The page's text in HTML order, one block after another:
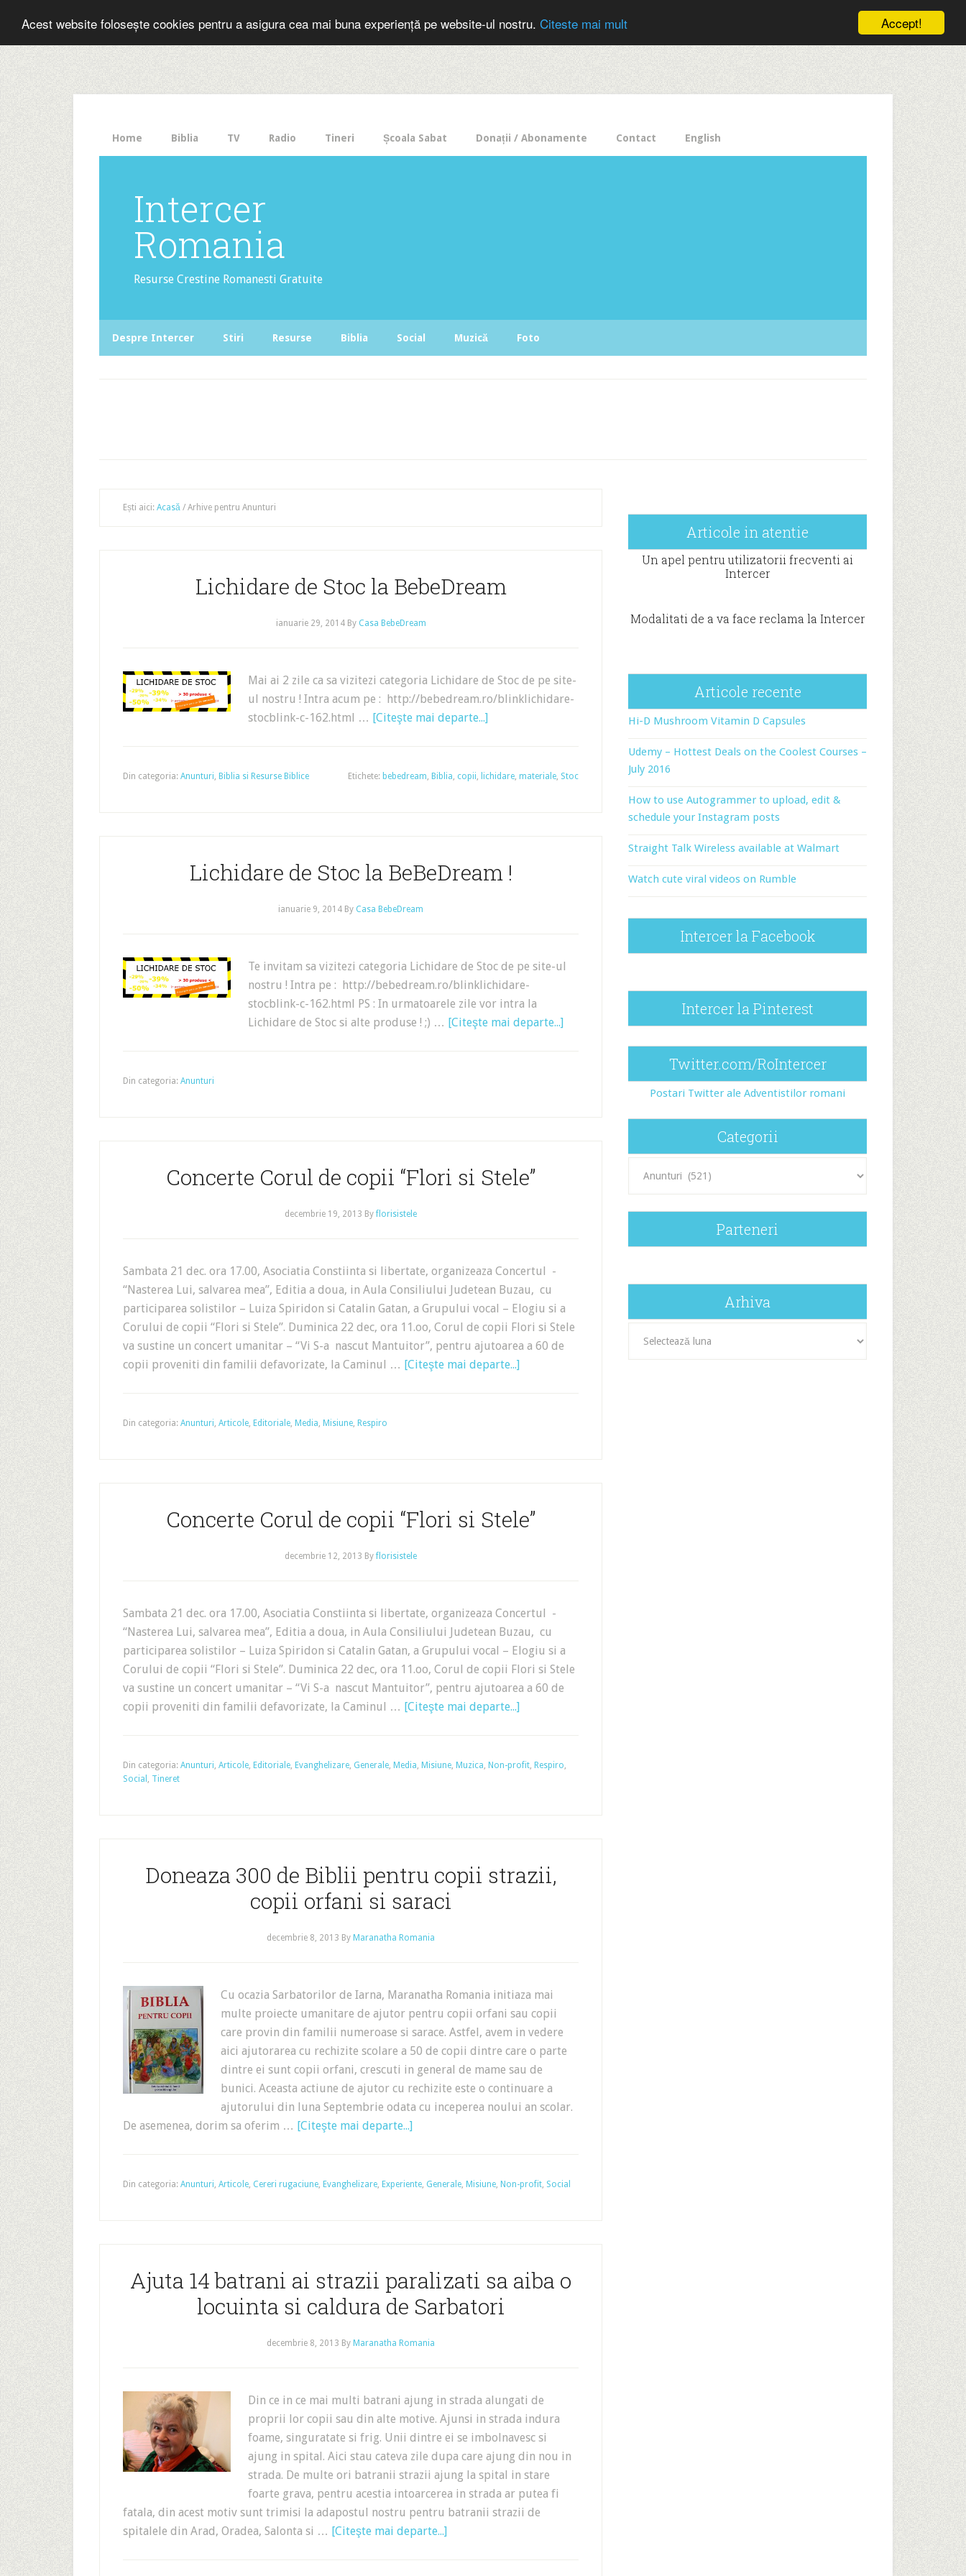
Accept!
Acest website folosește cookies pentru a asigura cea mai buna experiență pe website-ul nostru. Citeste mai mult
The
HelloBar
- a
little
bar
that
gets
noticed!
Home Biblia TV Radio Tineri Școala Sabat Donații / Abonamente Contact English
Intercer
Romania
Resurse Crestine Romanesti Gratuite
Despre Intercer Stiri Resurse Biblia Social Muzică Foto
Ești aici: Acasă / Arhive pentru Anunturi
Lichidare de Stoc la BebeDream
ianuarie 29, 2014By Casa BebeDream
Mai ai 2 zile ca sa vizitezi categoria Lichidare de Stoc de pe site-
ul nostru ! Intra acum pe : http://bebedream.ro/blinklichidare-
stocblink-c-162.html … [Citeşte mai departe...]
Din categoria: Anunturi, Biblia si Resurse Biblice Etichete: bebedream, Biblia, copii, lichidare, materiale, Stoc
Lichidare de Stoc la BeBeDream !
ianuarie 9, 2014 By Casa BebeDream
Te invitam sa vizitezi categoria Lichidare de Stoc de pe site-ul
nostru ! Intra pe : http://bebedream.ro/blinklichidare-
stocblink-c-162.html PS : In urmatoarele zile vor intra la
Lichidare de Stoc si alte produse ! ;) … [Citeşte mai departe...]
Din categoria: Anunturi
Concerte Corul de copii “Flori si Stele”
decembrie 19, 2013 Byflorisistele
Sambata 21 dec. ora 17.00, Asociatia Constiinta si libertate, organizeaza Concertul -
“Nasterea Lui, salvarea mea”, Editia a doua, in Aula Consiliului Judetean Buzau, cu
participarea solistilor – Luiza Spiridon si Catalin Gatan, a Grupului vocal – Elogiu si a
Corului de copii “Flori si Stele”. Duminica 22 dec, ora 11.oo, Corul de copii Flori si Stele
va sustine un concert umanitar – “Vi S-a nascut Mantuitor”, pentru ajutoarea a 60 de
copii proveniti din familii defavorizate, la Caminul … [Citeşte mai departe...]
Din categoria: Anunturi, Articole, Editoriale, Media, Misiune, Respiro
Concerte Corul de copii “Flori si Stele”
decembrie 12, 2013 Byflorisistele
Sambata 21 dec. ora 17.00, Asociatia Constiinta si libertate, organizeaza Concertul -
“Nasterea Lui, salvarea mea”, Editia a doua, in Aula Consiliului Judetean Buzau, cu
participarea solistilor – Luiza Spiridon si Catalin Gatan, a Grupului vocal – Elogiu si a
Corului de copii “Flori si Stele”. Duminica 22 dec, ora 11.oo, Corul de copii Flori si Stele
va sustine un concert umanitar – “Vi S-a nascut Mantuitor”, pentru ajutoarea a 60 de
copii proveniti din familii defavorizate, la Caminul … [Citeşte mai departe...]
Din categoria: Anunturi, Articole, Editoriale, Evanghelizare, Generale, Media, Misiune, Muzica, Non-profit, Respiro,
Social , Tineret
Doneaza 300 de Biblii pentru copii strazii,
copii orfani si saraci
decembrie 8, 2013 By Maranatha Romania
Cu ocazia Sarbatorilor de Iarna, Maranatha Romania initiaza mai
multe proiecte umanitare de ajutor pentru copii orfani sau copii
care provin din familii numeroase si sarace. Astfel, avem in vedere
aici ajutorarea cu rechizite scolare a 50 de copii dintre care o parte
dintre ei sunt copii orfani, crescuti in general de mame sau de
bunici. Aceasta actiune de ajutor cu rechizite este o continuare a
ajutorului din luna Septembrie odata cu inceperea noului an scolar.
De asemenea, dorim sa oferim … [Citeşte mai departe...]
Din categoria: Anunturi, Articole, Cereri rugaciune, Evanghelizare, Experiente, Generale, Misiune, Non-profit, Social
Ajuta 14 batrani ai strazii paralizati sa aiba o
locuinta si caldura de Sarbatori
decembrie 8, 2013 By Maranatha Romania
Din ce in ce mai multi batrani ajung in strada alungati de
proprii lor copii sau din alte motive. Ajunsi in strada indura
foame, singuratate si frig. Unii dintre ei se imbolnavesc si
ajung in spital. Aici stau cateva zile dupa care ajung din nou in
strada. De multe ori batranii strazii ajung la spital in stare
foarte grava, pentru acestia intoarcerea in strada ar putea fi
fatala, din acest motiv sunt trimisi la adapostul nostru pentru batranii strazii de
spitalele din Arad, Oradea, Salonta si … [Citeşte mai departe...]
Articole in atentie
Un apel pentru utilizatorii frecventi ai
Intercer
Modalitati de a va face reclama la Intercer
Articole recente
Hi-D Mushroom Vitamin D Capsules
Udemy – Hottest Deals on the Coolest Courses –
July 2016
How to use Autogrammer to upload, edit &
schedule your Instagram posts
Straight Talk Wireless available at Walmart
Watch cute viral videos on Rumble
Intercer la Facebook
Intercer la Pinterest
Twitter.com/RoIntercer
Postari Twitter ale Adventistilor romani
Categorii
Parteneri
Arhiva